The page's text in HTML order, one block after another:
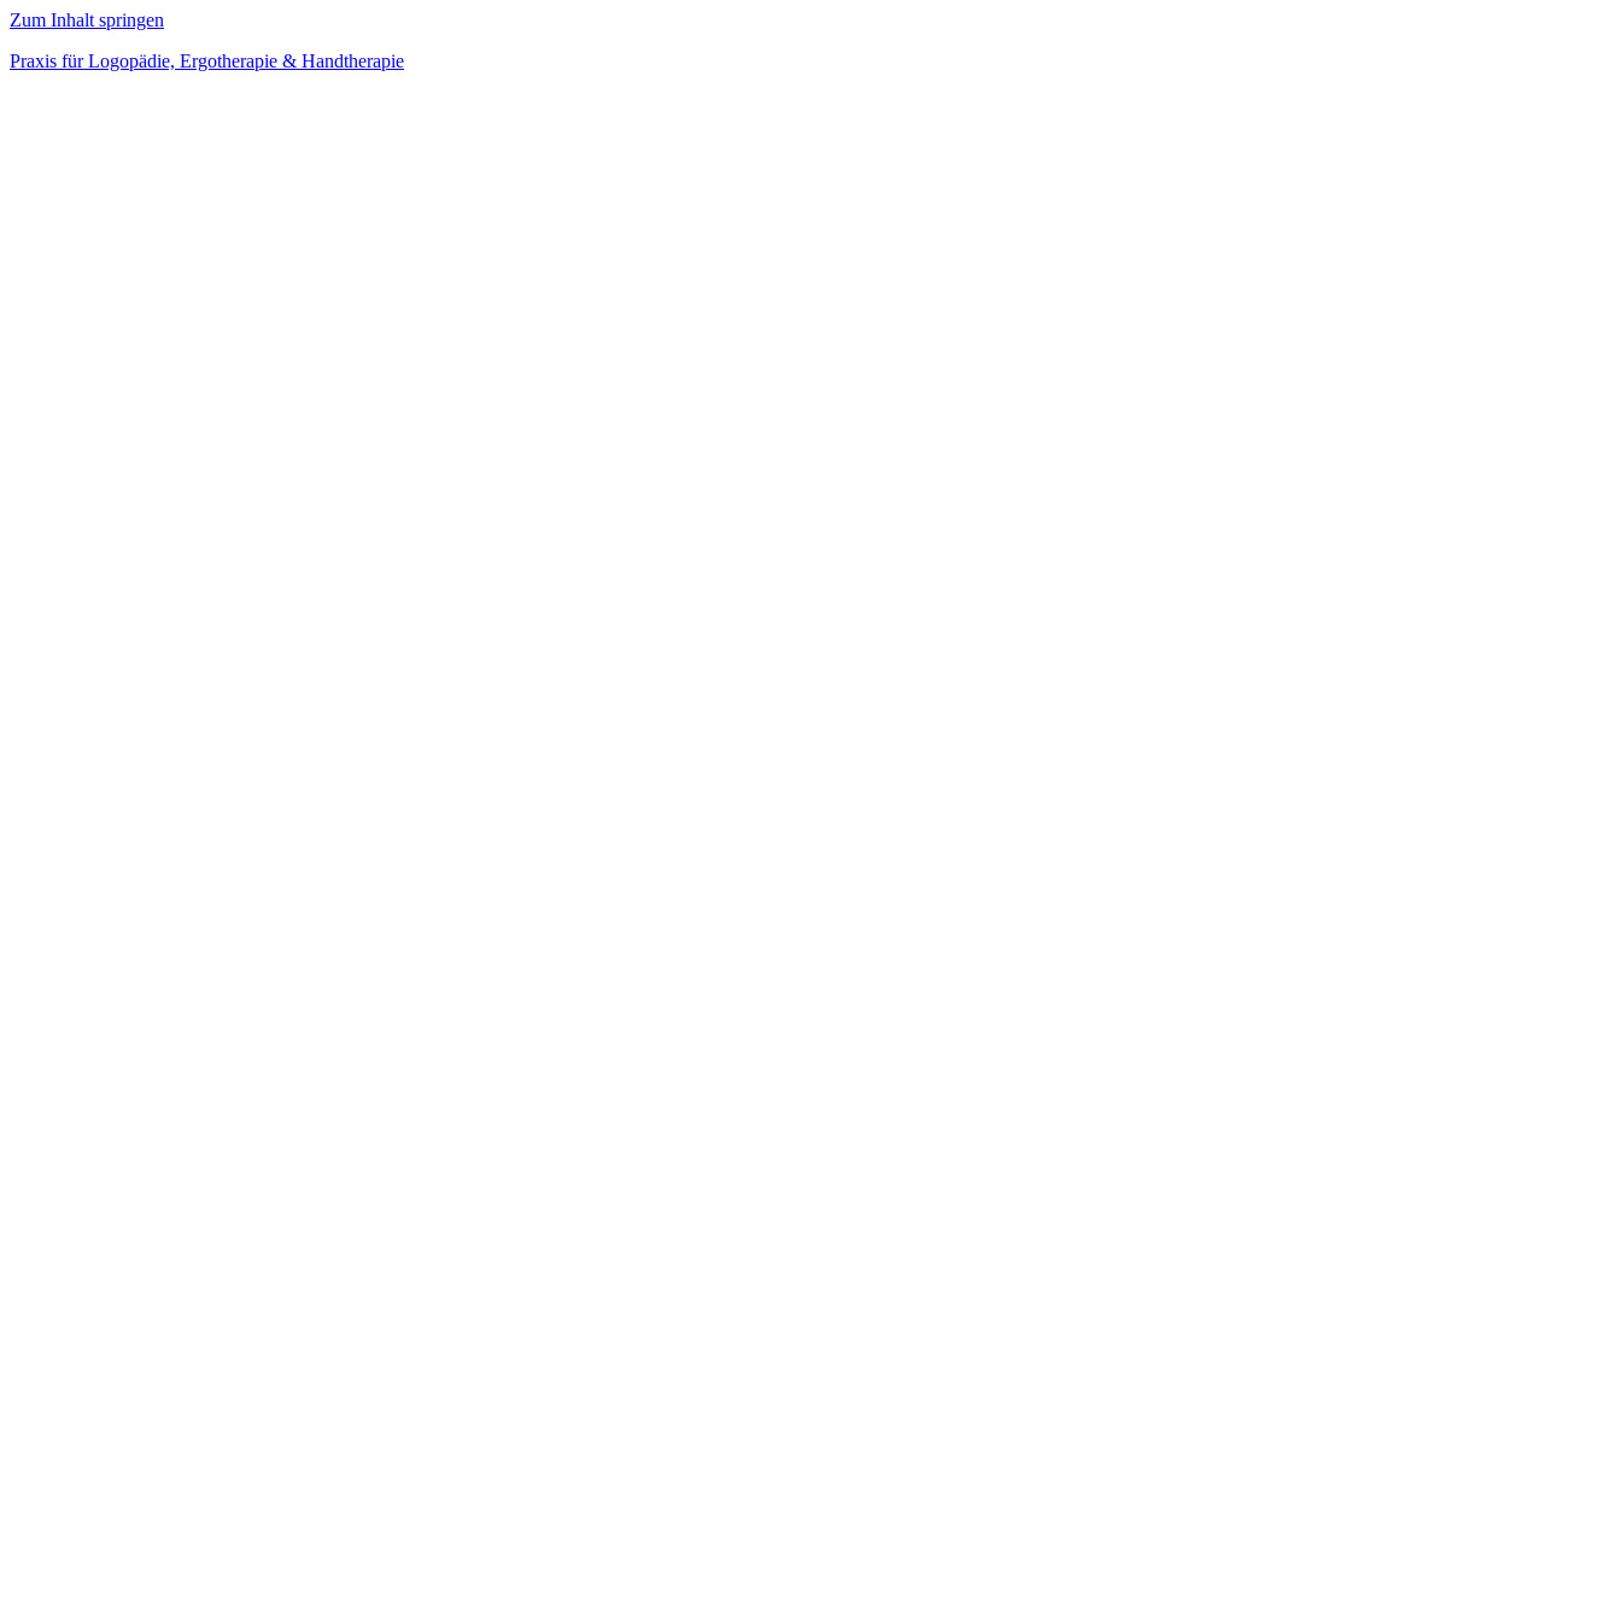
Zum Inhalt springen
Praxis für Logopädie, Ergotherapie & Handtherapie